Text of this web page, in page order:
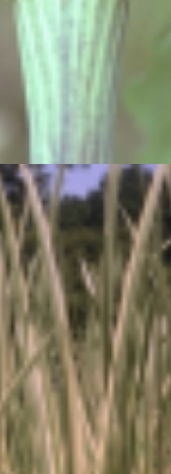
Jan-op-de-preekstoel
Arisaema triphyllum